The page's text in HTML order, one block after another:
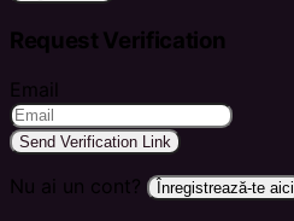
Request Verification
Email
Send Verification Link
Nu ai un cont? Înregistrează-te aici